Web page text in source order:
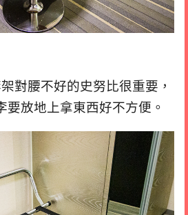
對腰不好的史努比很重要，
要放地上拿東西好不方便。